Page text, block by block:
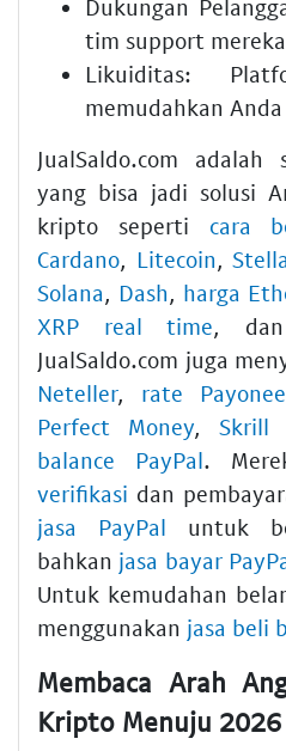
Dukungan
tim support
Likuiditas:
memudahkan
JualSaldo.com
yang bisa jadi solusi
kripto seperti cara
Cardano, Litecoin,
Solana, Dash, harga
XRP real time,
JualSaldo.com juga
Neteller, rate
Perfect Money, Skrill
balance PayPal.
verifikasi dan
jasa PayPal untuk
bahkan jasa bayar
Untuk kemudahan
menggunakan jasa beli
Membaca Arah
Kripto Menuju 2026